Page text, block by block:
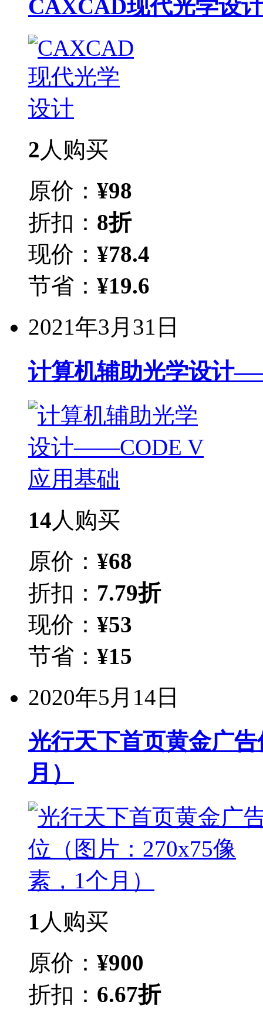
CAXCAD现代光学设
2 人购买
原价： ¥98
折扣： 8折
现价： ¥78.4
节省： ¥19.6
2021年3月31日
计算机辅助光学设计
14人购买
原价： ¥68
折扣： 7.79折
现价： ¥53
节省： ¥15
2020年5月14日
光行天下首页黄金广
月）
1 人购买
原价： ¥900
折扣： 6.67折